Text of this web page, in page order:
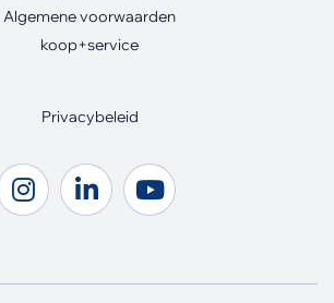
Algemene voorwaarden
koop+service
Privacybeleid